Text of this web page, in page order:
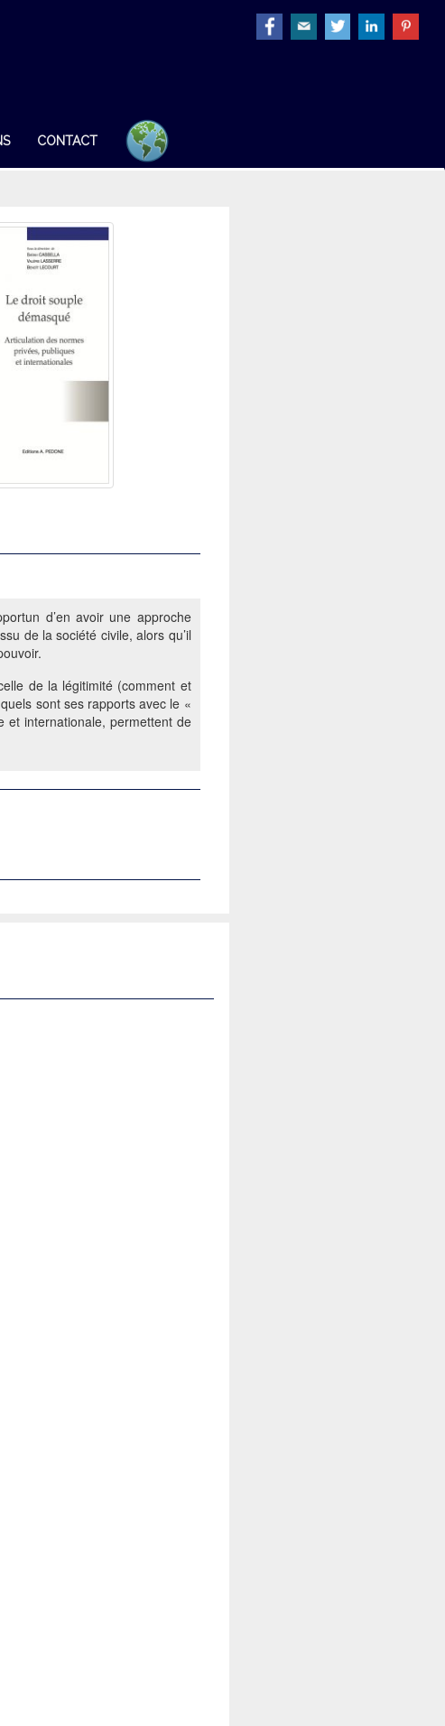
CONTACT
d’en avoir une approche
de la société civile, alors qu’il
de la légitimité (comment et
sont ses rapports avec le «
et internationale, permettent de